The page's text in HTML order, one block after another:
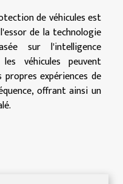
de véhicules est
de la technologie
sur l'intelligence
véhicules peuvent
expériences de
offrant ainsi un